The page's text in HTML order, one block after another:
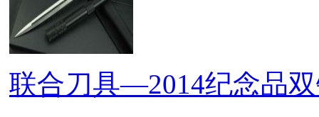
联合刀具—2014纪念品